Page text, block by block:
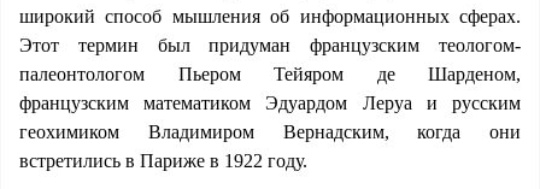
широкий способ мышления об информационных сферах.
Этот термин был придуман французским теологом-
палеонтологом Пьером Тейяром де Шарденом,
французским математиком Эдуардом Леруа и русским
геохимиком Владимиром Вернадским, когда они
встретились в Париже в 1922 году.